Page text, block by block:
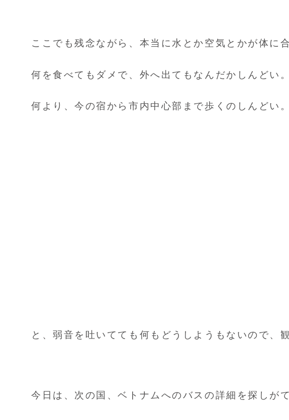
ここでも残念ながら、本当に水とか空気とかが体に
何を食べてもダメで、外へ出てもなんだかしんどい。
何より、今の宿から市内中心部まで歩くのしんどい
と、弱音を吐いてても何もどうしようもないので、
今日は、次の国、ベトナムへのバスの詳細を探しがて